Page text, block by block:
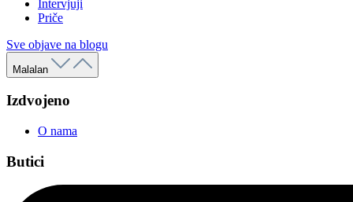
Intervjuji
Priče
Sve objave na blogu
Malalan
Izdvojeno
O nama
Butici